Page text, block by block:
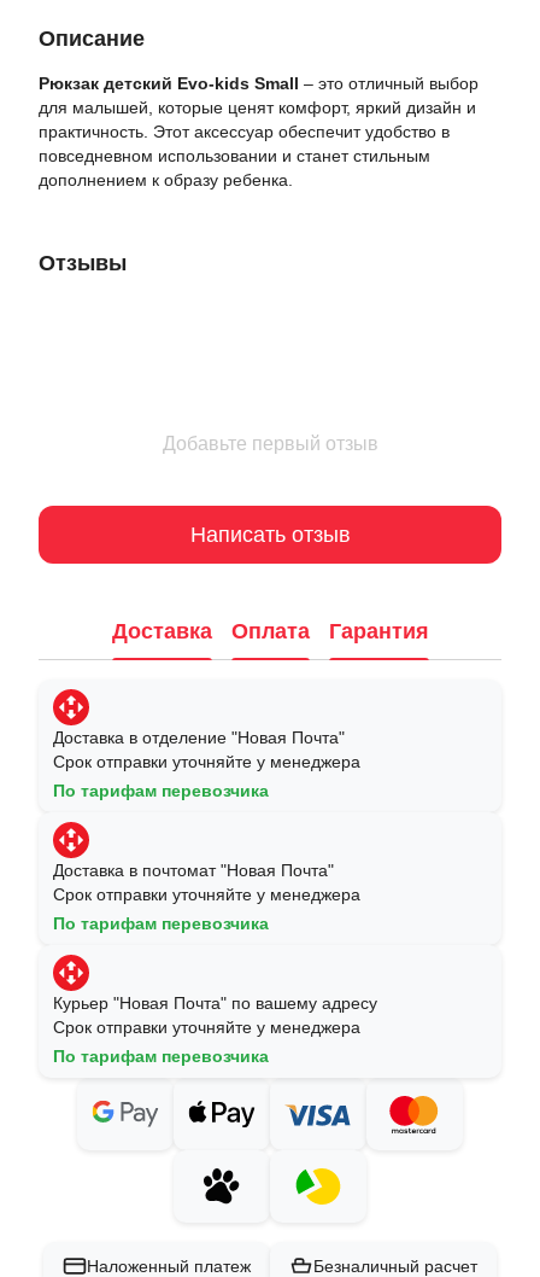
Описание
Рюкзак детский Evo-kids Small – это отличный выбор
для малышей, которые ценят комфорт, яркий дизайн и
практичность. Этот аксессуар обеспечит удобство в
повседневном использовании и станет стильным
дополнением к образу ребенка.
Отзывы
Добавьте первый отзыв
Написать отзыв
Доставка Оплата Гарантия
Доставка в отделение "Новая Почта"
Срок отправки уточняйте у менеджера
По тарифам перевозчика
Доставка в почтомат "Новая Почта"
Срок отправки уточняйте у менеджера
По тарифам перевозчика
Курьер "Новая Почта" по вашему адресу
Срок отправки уточняйте у менеджера
По тарифам перевозчика
Наложенный платеж Безналичный расчет